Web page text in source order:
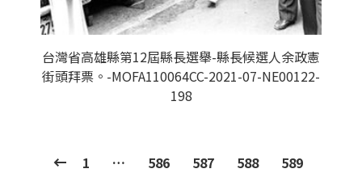
台灣省高雄縣第12屆縣長選舉-縣長候選人余政憲
街頭拜票。-MOFA110064CC-2021-07-NE00122-
198
1 … 586 587 588
589